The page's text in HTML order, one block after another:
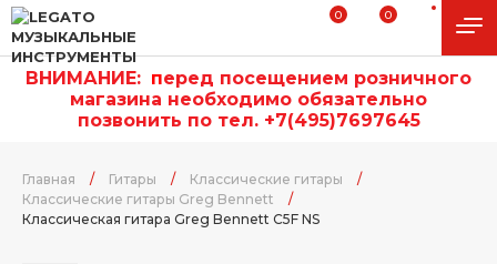
0 0
ВНИМАНИЕ: перед посещением розничного
магазина необходимо обязательно
позвонить по тел. +7(495)7697645
Главная / Гитары / Классические гитары
/
Классические гитары Greg Bennett
/
Классическая гитара Greg Bennett C5F NS